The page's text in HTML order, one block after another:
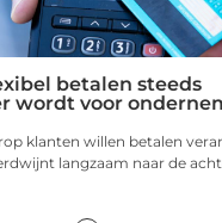
betalen steeds
wordt voor
klanten willen betalen
langzaam naar de